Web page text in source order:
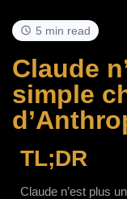
5 min read
Claude
simple
TL;DR
Claude n’est plus